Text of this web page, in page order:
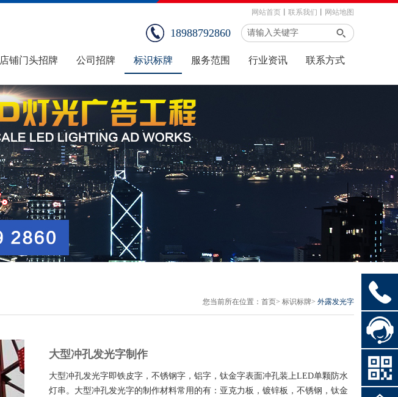
网站首页 联系我们 网站地图
18988792860
店铺门头招牌 公司招牌 标识标牌 服务范围 行业资讯 联系方式
您当前所在位置： 首页> 标识标牌> 外露发光字
大型冲孔发光字制作
大型冲孔发光字即铁皮字，不锈钢字，铝字，钛金字表面冲孔装上LED单颗防水
灯串。大型冲孔发光字的制作材料常用的有：亚克力板，镀锌板，不锈钢，钛金